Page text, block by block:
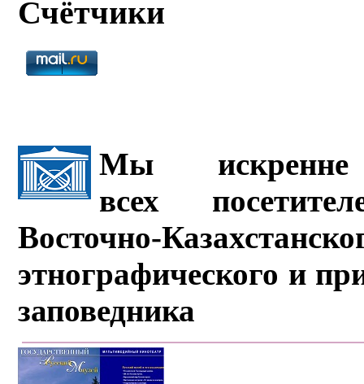
Счётчики
Мы искренне
всех
Восточно-
этнографического и
заповедника